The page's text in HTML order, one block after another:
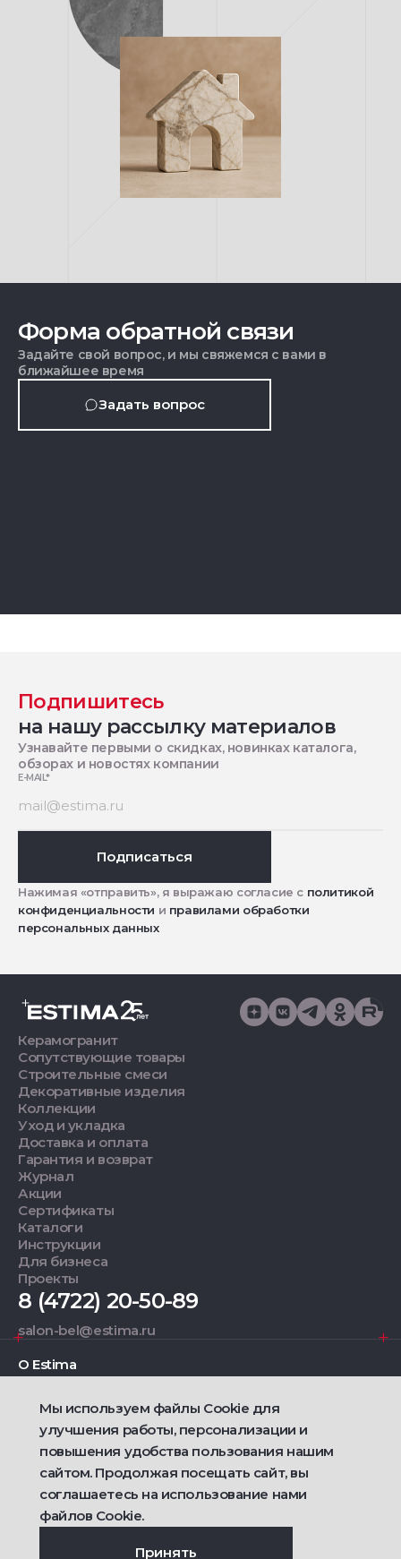
Форма обратной связи
Задайте свой вопрос, и мы свяжемся с вами в
ближайшее время
Задать вопрос
Подпишитесь
на нашу рассылку материалов
Узнавайте первыми о скидках, новинках каталога,
обзорах и новостях компании
E-MAIL*
Подписаться
Нажимая «отправить», я выражаю согласие с политикой
конфиденциальности и правилами обработки
персональных данных
Керамогранит
Сопутствующие товары
Строительные смеси
Декоративные изделия
Коллекции
Уход и укладка
Доставка и оплата
Гарантия и возврат
Журнал
Акции
Сертификаты
Каталоги
Инструкции
Для бизнеса
Проекты
8 (4722) 20-50-89
salon-bel@estima.ru
О Estima
Дизайнерам
Фирменные салоны
2021 — 2026 © Estima
Политика конфиденциальности
Договор публичной оферты о продаже товаров
Ametist IT
Мы используем файлы Cookie для
улучшения работы, персонализации и
повышения удобства пользования нашим
сайтом. Продолжая посещать сайт, вы
соглашаетесь на использование нами
файлов Cookie.
Принять